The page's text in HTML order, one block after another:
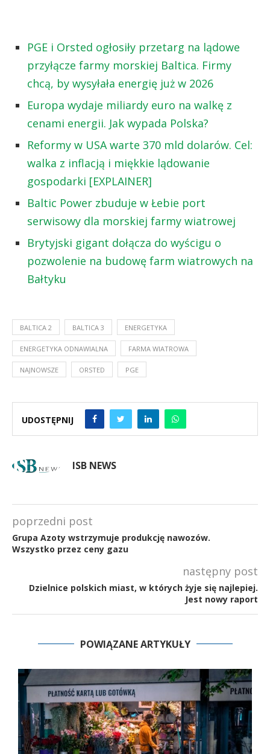
PGE i Orsted ogłosiły przetarg na lądowe
przyłącze farmy morskiej Baltica. Firmy
chcą, by wysyłała energię już w 2026
Europa wydaje miliardy euro na walkę z
cenami energii. Jak wypada Polska?
Reformy w USA warte 370 mld dolarów. Cel:
walka z inflacją i miękkie lądowanie
gospodarki [EXPLAINER]
Baltic Power zbuduje w Łebie port
serwisowy dla morskiej farmy wiatrowej
Brytyjski gigant dołącza do wyścigu o
pozwolenie na budowę farm wiatrowych na
Bałtyku
BALTICA 2 BALTICA 3 ENERGETYKA
ENERGETYKA ODNAWIALNA FARMA WIATROWA
NAJNOWSZE ORSTED PGE
UDOSTĘPNIJ
ISB NEWS
poprzedni post
Grupa Azoty wstrzymuje produkcję nawozów.
Wszystko przez ceny gazu
następny post
Dzielnice polskich miast, w których żyje się najlepiej.
Jest nowy raport
POWIĄZANE ARTYKUŁY